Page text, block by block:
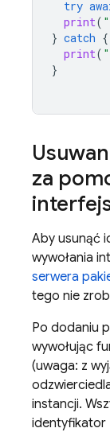
try
print(
} catch {
print(
}
za
Aby usunąć
wywołania
serwera
tego nie
Po dodaniu
wywołując
(uwaga: z
instancji.
identyfikator